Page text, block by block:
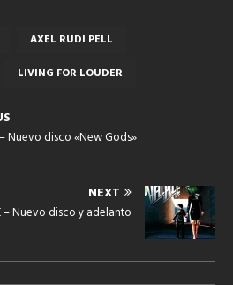
AXEL RUDI PELL
LIVING FOR LOUDER
Nuevo disco «New Gods»
NEXT
– Nuevo disco y adelanto